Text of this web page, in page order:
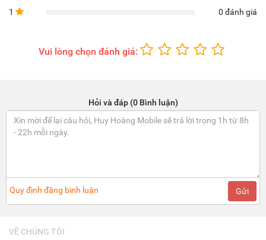
1
0 đánh giá
Vui lòng chọn đánh giá:
Hỏi và đáp (0 Bình luận)
Quy định đăng bình luận Gửi
VỀ CHÚNG TÔI